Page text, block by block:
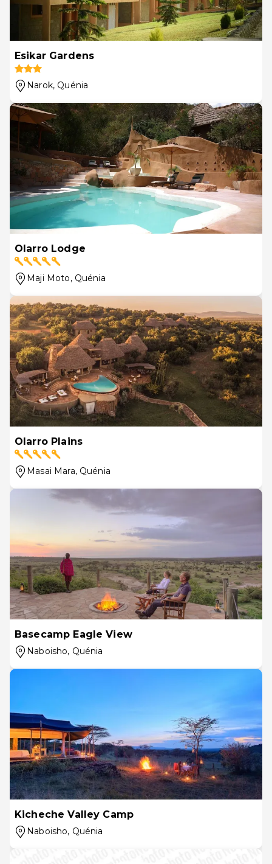
Esikar Gardens
Narok, Quénia
Olarro Lodge
Maji Moto, Quénia
Olarro Plains
Masai Mara, Quénia
Basecamp Eagle View
Naboisho, Quénia
Kicheche Valley Camp
Naboisho, Quénia